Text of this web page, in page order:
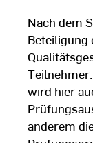
Nach dem
Beteiligung
wird hier
anderem